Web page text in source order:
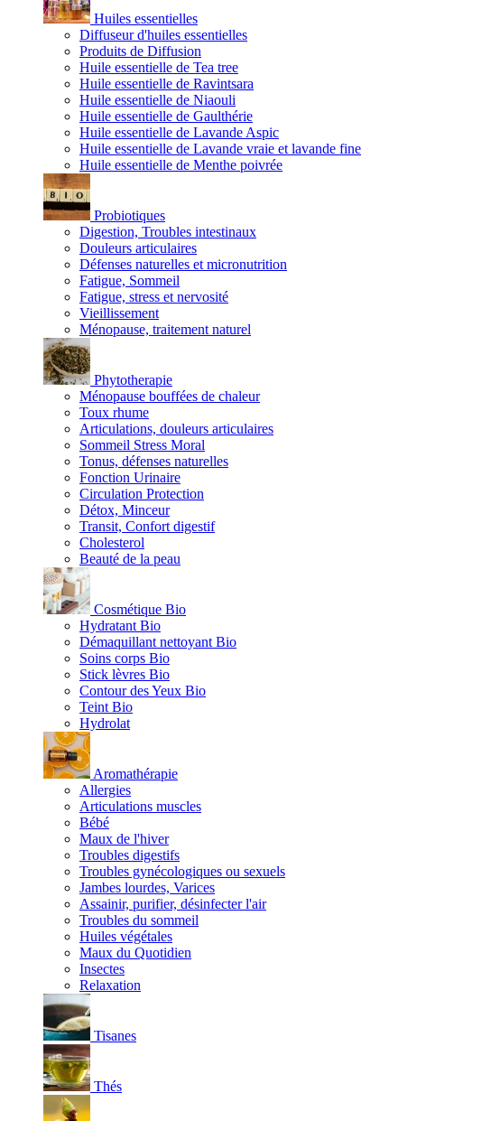
Huiles essentielles
Diffuseur d'huiles essentielles
Produits de Diffusion
Huile essentielle de Tea tree
Huile essentielle de Ravintsara
Huile essentielle de Niaouli
Huile essentielle de Gaulthérie
Huile essentielle de Lavande Aspic
Huile essentielle de Lavande vraie et lavande fine
Huile essentielle de Menthe poivrée
Probiotiques
Digestion, Troubles intestinaux
Douleurs articulaires
Défenses naturelles et micronutrition
Fatigue, Sommeil
Fatigue, stress et nervosité
Vieillissement
Ménopause, traitement naturel
Phytotherapie
Ménopause bouffées de chaleur
Toux rhume
Articulations, douleurs articulaires
Sommeil Stress Moral
Tonus, défenses naturelles
Fonction Urinaire
Circulation Protection
Détox, Minceur
Transit, Confort digestif
Cholesterol
Beauté de la peau
Cosmétique Bio
Hydratant Bio
Démaquillant nettoyant Bio
Soins corps Bio
Stick lèvres Bio
Contour des Yeux Bio
Teint Bio
Hydrolat
Aromathérapie
Allergies
Articulations muscles
Bébé
Maux de l'hiver
Troubles digestifs
Troubles gynécologiques ou sexuels
Jambes lourdes, Varices
Assainir, purifier, désinfecter l'air
Troubles du sommeil
Huiles végétales
Maux du Quotidien
Insectes
Relaxation
Tisanes
Thés